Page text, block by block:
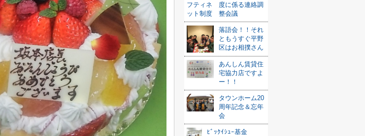
度に係る連絡調
整会議
落語会！！それ
ともうすぐ平野
区はお相撲さん
あんしん賃貸住
宅協力店ですよ
ー！！
タウンホーム20
周年記念＆忘年
会
ﾋﾞｯｸｲｼｭｰ基金